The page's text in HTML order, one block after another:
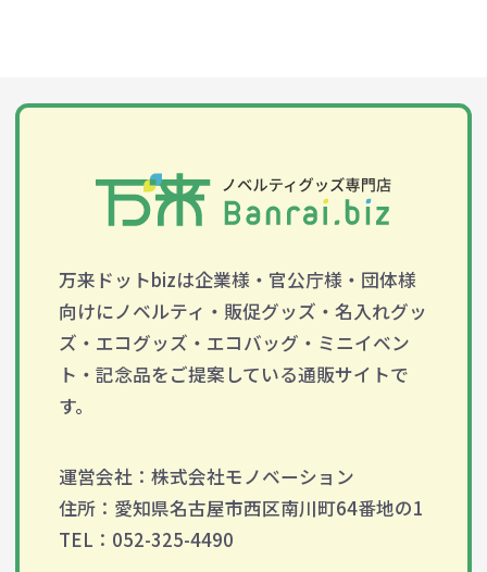
万来ドットbizは企業様・官公庁様・団体様
向けにノベルティ・販促グッズ・名入れグッ
ズ・エコグッズ・エコバッグ・ミニイベン
ト・記念品をご提案している通販サイトで
す。
運営会社：株式会社モノベーション
住所：愛知県名古屋市西区南川町64番地の1
TEL：052-325-4490